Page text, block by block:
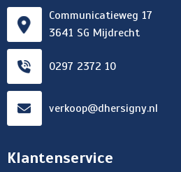
Communicatieweg 17
3641 SG Mijdrecht
0297 2372 10
verkoop@dhersigny.nl
Klantenservice